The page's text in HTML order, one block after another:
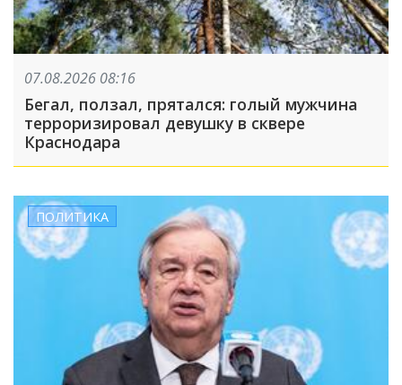
07.08.2026 08:16
Бегал, ползал, прятался: голый мужчина
терроризировал девушку в сквере
Краснодара
ПОЛИТИКА